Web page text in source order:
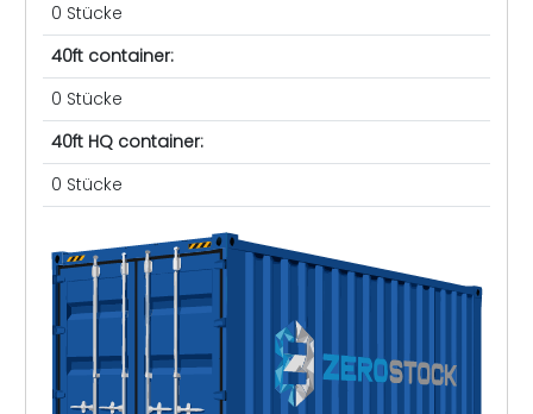
0 Stücke
40ft container:
0 Stücke
40ft HQ container:
0 Stücke